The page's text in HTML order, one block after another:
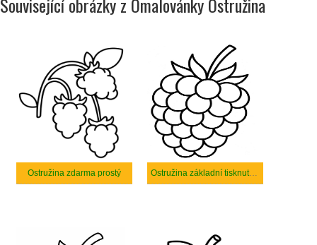
Ostružina zdarma prostý Ostružina základní tisknutelné